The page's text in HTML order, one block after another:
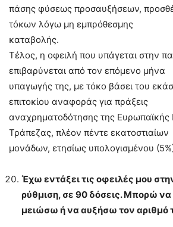
πάσης φύσεως προσαυξήσεων,
τόκων λόγω μη εμπρόθεσμης
καταβολής.
Τέλος, η οφειλή που υπάγεται στην
επιβαρύνεται από τον επόμενο μήνα
υπαγωγής της, με τόκο βάσει του
επιτοκίου αναφοράς για πράξεις
αναχρηματοδότησης της Ευρωπαϊκής
Τράπεζας, πλέον πέντε εκατοστιαίων
μονάδων, ετησίως υπολογισμένου
Έχω εντάξει τις οφειλές μου
ρύθμιση, σε 90 δόσεις. Μπορώ να
μειώσω ή να αυξήσω τον